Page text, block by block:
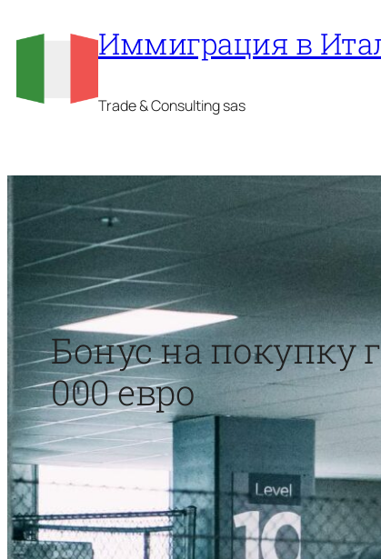
Иммиграция в
Trade & Consulting sas
Бонус на покупку
000 евро